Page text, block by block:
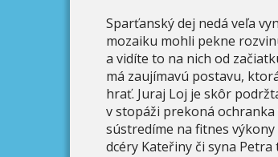
Sparťanský dej nedá veľa
mozaiku mohli pekne
a vidíte to na nich od
má zaujímavú postavu,
hrať. Juraj Loj je skôr
v stopáži prekoná ochranka
sústredíme na fitnes
dcéry Kateřiny či syna Petra